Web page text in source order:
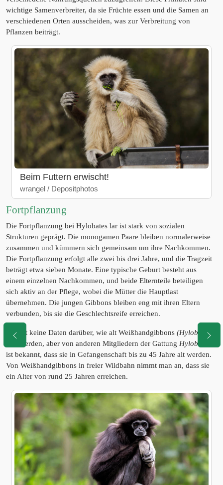
wichtige Samenverbreiter, da sie Früchte essen und die Samen an
verschiedenen Orten ausscheiden, was zur Verbreitung von
Pflanzen beiträgt.
Beim Futtern erwischt!
wrangel / Depositphotos
Fortpflanzung
Die Fortpflanzung bei Hylobates lar ist stark von sozialen
Strukturen geprägt. Die monogamen Paare bleiben normalerweise
zusammen und kümmern sich gemeinsam um ihre Nachkommen.
Die Fortpflanzung erfolgt alle zwei bis drei Jahre, und die Tragzeit
beträgt etwa sieben Monate. Eine typische Geburt besteht aus
einem einzelnen Nachkommen, und beide Elternteile beteiligen
sich aktiv an der Pflege, wobei die Mütter die Hauptlast
übernehmen. Die jungen Gibbons bleiben eng mit ihren Eltern
verbunden, bis sie die Geschlechtsreife erreichen.
Es gibt keine Daten darüber, wie alt Weißhandgibbons (Hylobates
werden, aber von anderen Mitgliedern der Gattung Hylobates
ist bekannt, dass sie in Gefangenschaft bis zu 45 Jahre alt werden.
Von Weißhandgibbons in freier Wildbahn nimmt man an, dass sie
ein Alter von rund 25 Jahren erreichen.